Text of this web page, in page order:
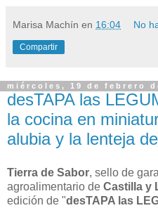
Marisa Machín en 16:04 No
Compartir
miércoles, 19 de febrero
desTAPA las
la cocina en
alubia y la lenteja
Tierra de Sabor, sello de
agroalimentario de Castilla y
edición de "desTAPA las